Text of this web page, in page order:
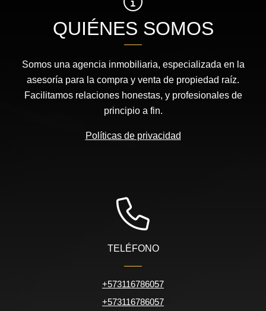
QUIÉNES SOMOS
Somos una agencia inmobiliaria, especializada en la
asesoría para la compra y venta de propiedad raíz.
Facilitamos relaciones honestas, y profesionales de
principio a fin.
Políticas de privacidad
TELÉFONO
+573116786057
+573116786057